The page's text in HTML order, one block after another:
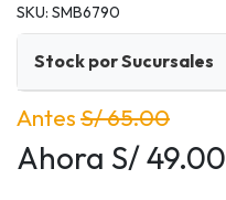
SKU: SMB6790
Stock por Sucursales
AntesS/ 65.00
Ahora S/ 49.00